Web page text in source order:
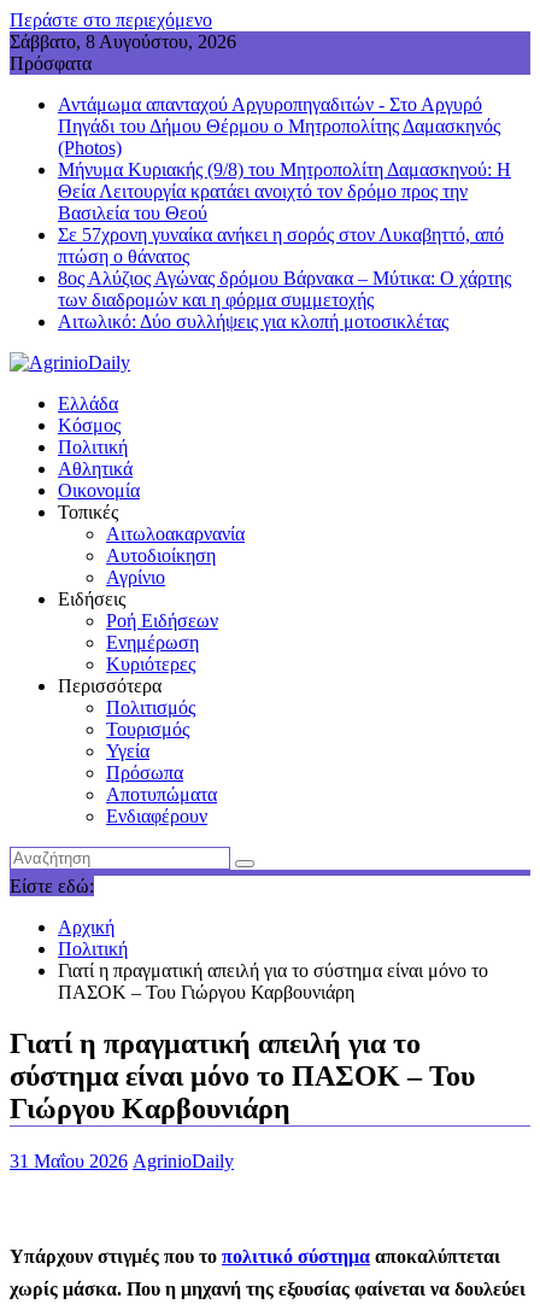
Περάστε στο περιεχόμενο
Σάββατο, 8 Αυγούστου, 2026
Πρόσφατα
Αντάμωμα απανταχού Αργυροπηγαδιτών - Στο Αργυρό
Πηγάδι του Δήμου Θέρμου ο Μητροπολίτης Δαμασκηνός
(Photos)
Μήνυμα Κυριακής (9/8) του Μητροπολίτη Δαμασκηνού: Η
Θεία Λειτουργία κρατάει ανοιχτό τον δρόμο προς την
Βασιλεία του Θεού
Σε 57χρονη γυναίκα ανήκει η σορός στον Λυκαβηττό, από
πτώση ο θάνατος
8ος Αλύζιος Αγώνας δρόμου Βάρνακα – Μύτικα: Ο χάρτης
των διαδρομών και η φόρμα συμμετοχής
Aιτωλικό: Δύο συλλήψεις για κλοπή μοτοσικλέτας
Ελλάδα
Κόσμος
Πολιτική
Αθλητικά
Οικονομία
Τοπικές
Αιτωλοακαρνανία
Αυτοδιοίκηση
Αγρίνιο
Ειδήσεις
Ροή Ειδήσεων
Ενημέρωση
Κυριότερες
Περισσότερα
Πολιτισμός
Τουρισμός
Υγεία
Πρόσωπα
Αποτυπώματα
Ενδιαφέρουν
Είστε εδώ:
Αρχική
Πολιτική
Γιατί η πραγματική απειλή για το σύστημα είναι μόνο το
ΠΑΣΟΚ – Του Γιώργου Καρβουνιάρη
Γιατί η πραγματική απειλή για το
σύστημα είναι μόνο το ΠΑΣΟΚ – Του
Γιώργου Καρβουνιάρη
31 Μαΐου 2026 AgrinioDaily
Υπάρχουν στιγμές που το πολιτικό σύστημα αποκαλύπτεται
χωρίς μάσκα. Που η μηχανή της εξουσίας φαίνεται να δουλεύει